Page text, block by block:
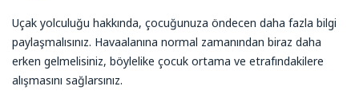
Uçak yolculuğu hakkında, çocuğunuza öndecen daha fazla bilgi
paylaşmalısınız. Havaalanına normal zamanından biraz daha
erken gelmelisiniz, böylelike çocuk ortama ve etrafındakilere
alışmasını sağlarsınız.